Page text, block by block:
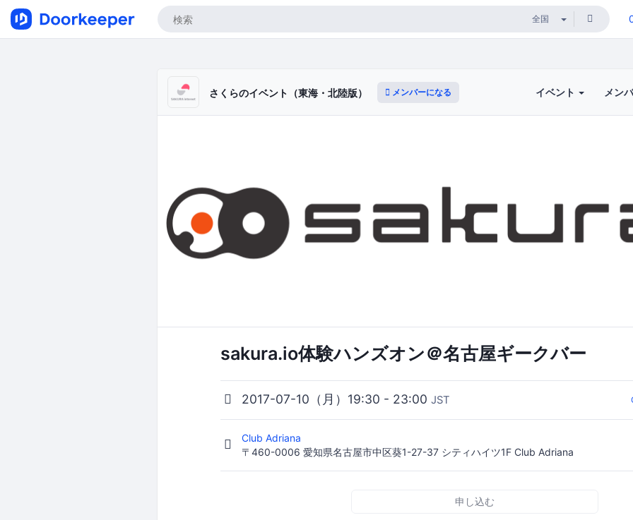
さくらのイベント（東海・北陸版） メンバーになる イベント メン
sakura.io体験ハンズオン＠名古屋ギークバー
2017-07-10（月）19:30 - 23:00 JST
Club Adriana
〒460-0006 愛知県名古屋市中区葵1-27-37 シティハイツ1F Club Adriana
申し込む